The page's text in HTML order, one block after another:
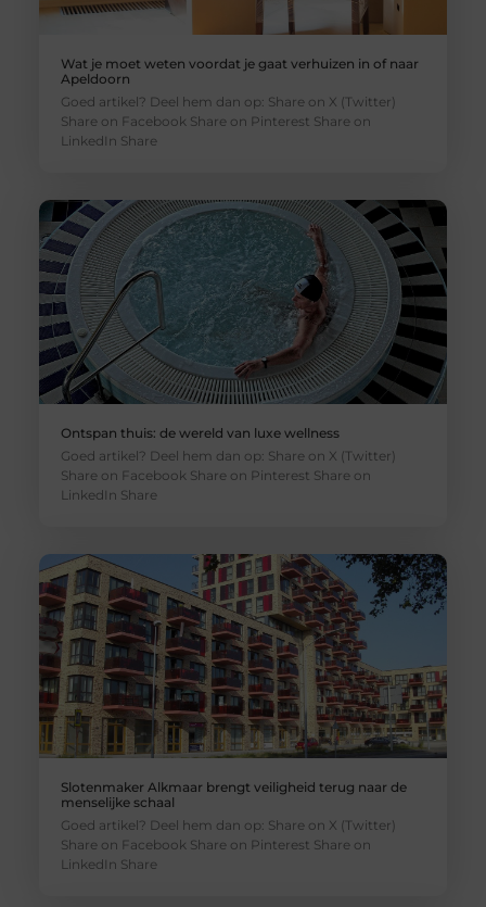
Wat je moet weten voordat je gaat verhuizen in of naar
Apeldoorn
Goed artikel? Deel hem dan op: Share on X (Twitter)
Share on Facebook Share on Pinterest Share on
LinkedIn Share
Ontspan thuis: de wereld van luxe wellness
Goed artikel? Deel hem dan op: Share on X (Twitter)
Share on Facebook Share on Pinterest Share on
LinkedIn Share
Slotenmaker Alkmaar brengt veiligheid terug naar de
menselijke schaal
Goed artikel? Deel hem dan op: Share on X (Twitter)
Share on Facebook Share on Pinterest Share on
LinkedIn Share